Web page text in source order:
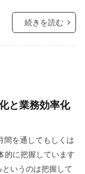
続きを読む
と業務効率化
を通してもしくは
的に把握しています
いうのは把握して